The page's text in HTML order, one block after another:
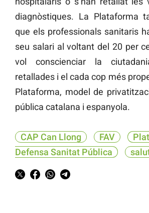
diagnòstiques. La Plataforma
que els professionals sanitaris
seu salari al voltant del 20 per
vol conscienciar la
retallades i el cada cop més
Plataforma, model de
pública catalana i espanyola.
CAP Can Llong FAV
Defensa Sanitat Pública